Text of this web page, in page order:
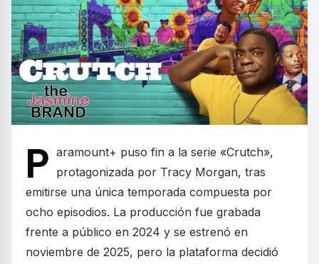
P aramount+ puso fin a la serie «Crutch»,
protagonizada por Tracy Morgan, tras
emitirse una única temporada compuesta por
ocho episodios. La producción fue grabada
frente a público en 2024 y se estrenó en
noviembre de 2025, pero la plataforma decidió